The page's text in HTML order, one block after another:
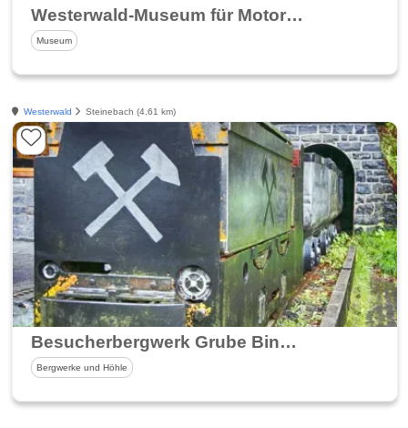
Westerwald-Museum für Motorrad und Technik
Museum
Westerwald Steinebach (4.61 km)
Besucherbergwerk Grube Bindweide
Bergwerke und Höhle